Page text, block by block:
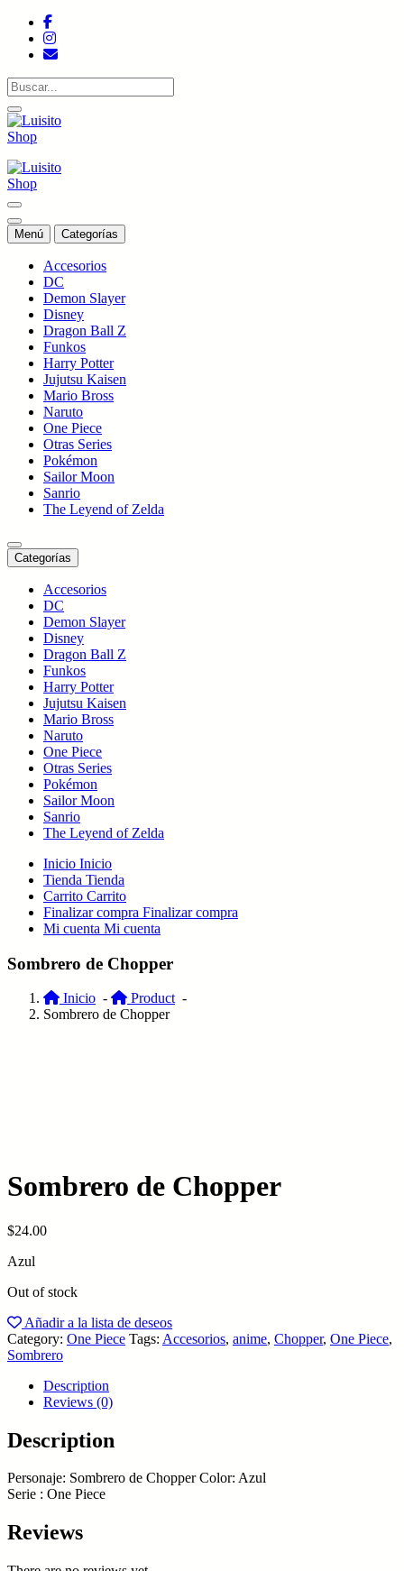
Saltar
contenido
Tienda de colecciones
Menú Categorías
Accesorios
DC
Demon Slayer
Disney
Dragon Ball Z
Funkos
Harry Potter
Jujutsu Kaisen
Mario Bross
Naruto
One Piece
Otras Series
Pokémon
Sailor Moon
Sanrio
The Leyend of Zelda
Categorías
Accesorios
DC
Demon Slayer
Disney
Dragon Ball Z
Funkos
Harry Potter
Jujutsu Kaisen
Mario Bross
Naruto
One Piece
Otras Series
Pokémon
Sailor Moon
Sanrio
The Leyend of Zelda
Inicio Inicio
Tienda Tienda
Carrito Carrito
Finalizar compra Finalizar compra
Mi cuenta Mi cuenta
Sombrero de Chopper
Inicio - Product-
Sombrero de Chopper
Sombrero de Chopper
$24.00
Azul
Out of stock
Añadir a la lista de deseos
Category: One Piece Tags: Accesorios, anime, Chopper, One Piece,
Sombrero
Description
Reviews (0)
Description
Personaje: Sombrero de Chopper Color: Azul
Serie : One Piece
Reviews